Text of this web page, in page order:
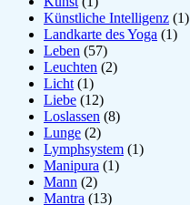
Künstliche Intelligenz (1)
Landkarte des Yoga (1)
Leben (57)
Leuchten (2)
Licht (1)
Liebe (12)
Loslassen (8)
Lunge (2)
Lymphsystem (1)
Manipura (1)
Mann (2)
Mantra (13)